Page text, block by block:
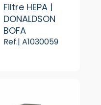
Filtre HEPA |
DONALDSON
BOFA
Ref.| A1030059